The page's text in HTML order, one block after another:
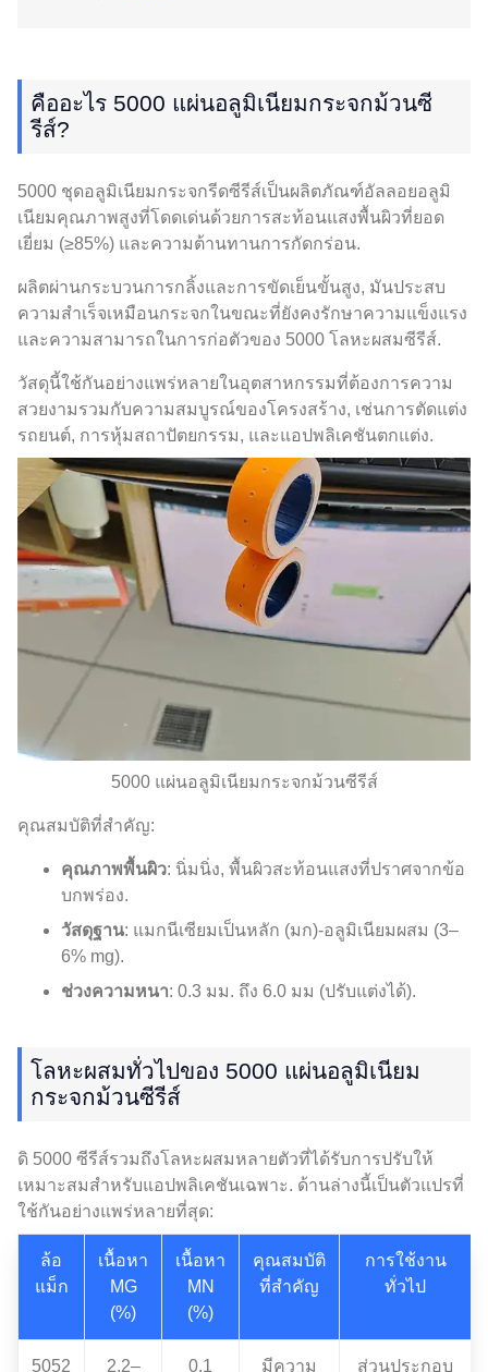
คืออะไร 5000 แผ่นอลูมิเนียมกระจกม้วนซี
รีส์?
5000 ชุดอลูมิเนียมกระจกรีดซีรีส์เป็นผลิตภัณฑ์อัลลอยอลูมิ
เนียมคุณภาพสูงที่โดดเด่นด้วยการสะท้อนแสงพื้นผิวที่ยอด
เยี่ยม (≥85%) และความต้านทานการกัดกร่อน.
ผลิตผ่านกระบวนการกลิ้งและการขัดเย็นขั้นสูง, มันประสบ
ความสำเร็จเหมือนกระจกในขณะที่ยังคงรักษาความแข็งแรง
และความสามารถในการก่อตัวของ 5000 โลหะผสมซีรีส์.
วัสดุนี้ใช้กันอย่างแพร่หลายในอุตสาหกรรมที่ต้องการความ
สวยงามรวมกับความสมบูรณ์ของโครงสร้าง, เช่นการตัดแต่ง
รถยนต์, การหุ้มสถาปัตยกรรม, และแอปพลิเคชันตกแต่ง.
5000 แผ่นอลูมิเนียมกระจกม้วนซีรีส์
คุณสมบัติที่สำคัญ:
คุณภาพพื้นผิว: นิ่มนิ่ง, พื้นผิวสะท้อนแสงที่ปราศจากข้อ
บกพร่อง.
วัสดุฐาน: แมกนีเซียมเป็นหลัก (มก)-อลูมิเนียมผสม (3–
6% mg).
ช่วงความหนา: 0.3 มม. ถึง 6.0 มม (ปรับแต่งได้).
โลหะผสมทั่วไปของ 5000 แผ่นอลูมิเนียม
กระจกม้วนซีรีส์
ดิ 5000 ซีรีส์รวมถึงโลหะผสมหลายตัวที่ได้รับการปรับให้
เหมาะสมสำหรับแอปพลิเคชันเฉพาะ. ด้านล่างนี้เป็นตัวแปรที่
ใช้กันอย่างแพร่หลายที่สุด:
ล้อ
แม็ก
เนื้อหา
MG
(%)
เนื้อหา
MN
(%)
คุณสมบัติ
ที่สำคัญ
การใช้งาน
ทั่วไป
5052
2.2–
0.1
มีความ
ส่วนประกอบ